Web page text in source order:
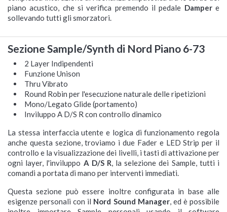
piano acustico, che si verifica premendo il pedale Dampere
sollevando tutti gli smorzatori.
Sezione Sample/Synth di Nord Piano 6-73
2 Layer Indipendenti
Funzione Unison
Thru Vibrato
Round Robin per l'esecuzione naturale delle ripetizioni
Mono/Legato Glide (portamento)
Inviluppo A D/S R con controllo dinamico
La stessa interfaccia utente e logica di funzionamento regola
anche questa sezione, troviamo i due Fader e LED Strip per il
controllo e la visualizzazione dei livelli, i tasti di attivazione per
ogni layer, l'inviluppo A D/S R, la selezione dei Sample, tutti i
comandi a portata di mano per interventi immediati.
Questa sezione può essere inoltre configurata in base alle
esigenze personali con il Nord Sound Manager, ed è possibile